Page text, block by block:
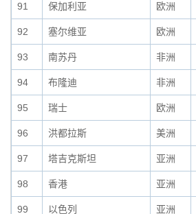
91 保加利亚 欧洲
92 塞尔维亚 欧洲
93 南苏丹 非洲
94 布隆迪 非洲
95 瑞士 欧洲
96 洪都拉斯 美洲
97 塔吉克斯坦 亚洲
98 香港 亚洲
99 以色列 亚洲